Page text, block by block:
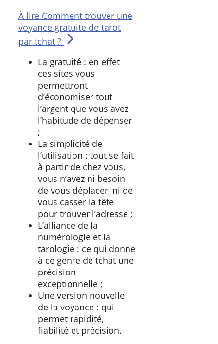
À lire Comment trouver une
voyance gratuite de tarot
par tchat ?
La gratuité : en effet
ces sites vous
permettront
d’économiser tout
l’argent que vous avez
l’habitude de dépenser
;
La simplicité de
l’utilisation : tout se fait
à partir de chez vous,
vous n’avez ni besoin
de vous déplacer, ni de
vous casser la tête
pour trouver l’adresse ;
L’alliance de la
numérologie et la
tarologie : ce qui donne
à ce genre de tchat une
précision
exceptionnelle ;
Une version nouvelle
de la voyance : qui
permet rapidité,
fiabilité et précision.